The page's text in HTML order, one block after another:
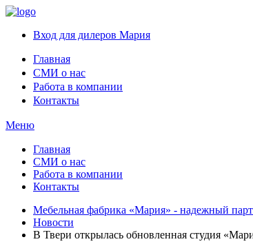
Вход для дилеров Мария
Главная
СМИ о нас
Работа в компании
Контакты
Меню
Главная
СМИ о нас
Работа в компании
Контакты
Мебельная фабрика «Мария» - надежный
Новости
В Твери открылась обновленная студия